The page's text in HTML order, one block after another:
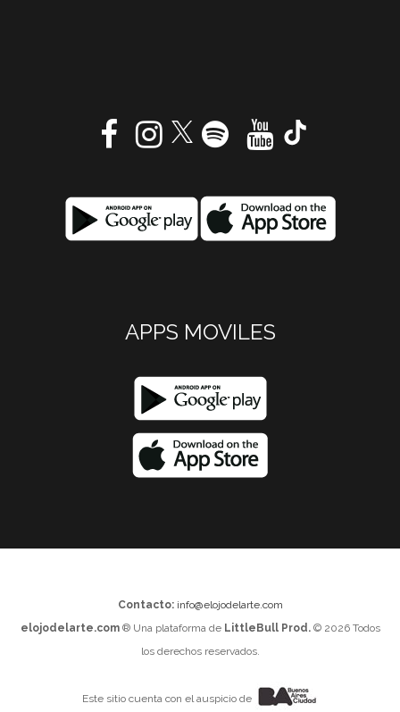
APPS MOVILES
Contacto: info@elojodelarte.com
elojodelarte.com® Una plataforma de LittleBull Prod.© 2026 Todos
los derechos reservados.
Este sitio cuenta con el auspicio de